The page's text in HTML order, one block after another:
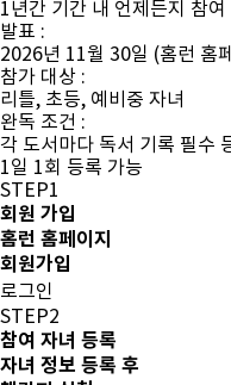
1년간 기간 내 언제든지 참여
발표 :
2026년 11월 30일 (홈런 홈
참가 대상 :
리틀, 초등, 예비중 자녀
완독 조건 :
각 도서마다 독서 기록 필수
1일 1회 등록 가능
STEP1
회원 가입
홈런 홈페이지
회원가입
로그인
STEP2
참여 자녀 등록
자녀 정보 등록 후